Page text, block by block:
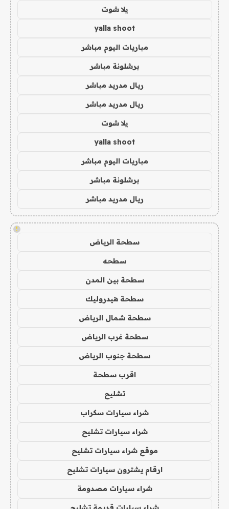
يلا شوت
yalla shoot
مباريات اليوم مباشر
برشلونة مباشر
ريال مدريد مباشر
ريال مدريد مباشر
يلا شوت
yalla shoot
مباريات اليوم مباشر
برشلونة مباشر
ريال مدريد مباشر
!
سطحة الرياض
سطحه
سطحة بين المدن
سطحة هيدروليك
سطحة شمال الرياض
سطحة غرب الرياض
سطحة جنوب الرياض
اقرب سطحة
تشليح
شراء سيارات سكراب
شراء سيارات تشليح
موقع شراء سيارات تشليح
ارقام يشترون سيارات تشليح
شراء سيارات مصدومة